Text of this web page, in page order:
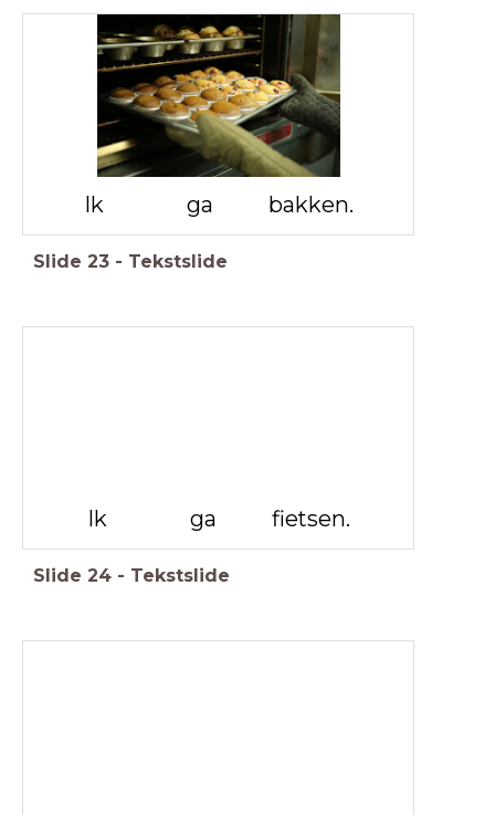
Ik ga bakken.
Slide 23 - Tekstslide
Ik ga fietsen.
Slide 24 - Tekstslide